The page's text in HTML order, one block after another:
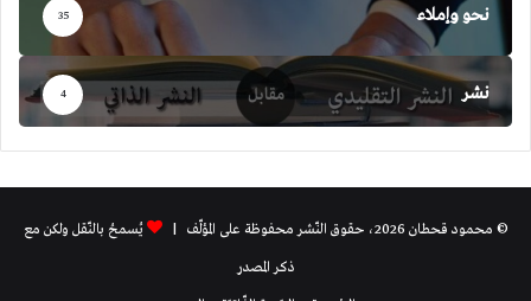
نحو وإملاء 35
نشر 4
© محمود قحطان 2026، حقوق النّشر محفوظة على المؤلّف |
يُسمحُ بالنّقل ولكن مع
ذكر المصدر